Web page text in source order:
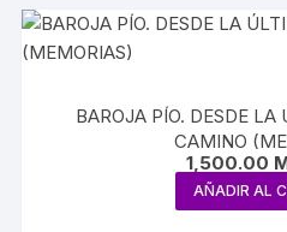
BAROJA PÍO. DESDE
CAMINO
1,500.00
AÑADIR AL